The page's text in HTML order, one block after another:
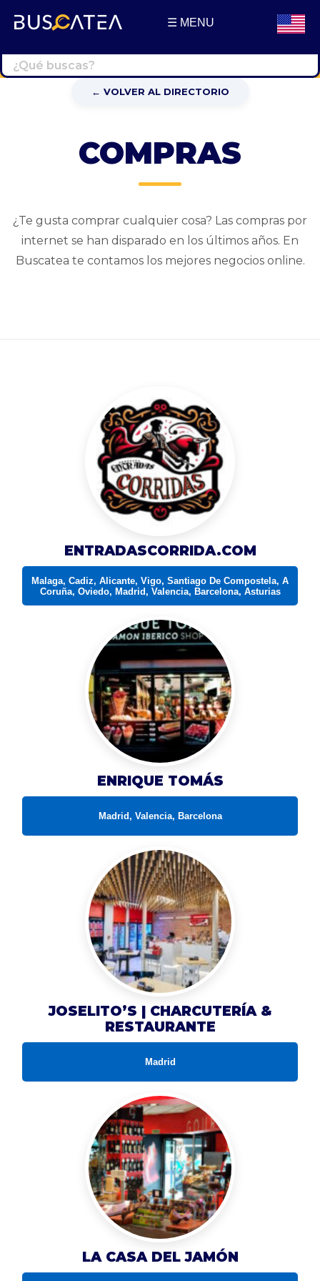
☰ MENU
← VOLVER AL DIRECTORIO
COMPRAS
¿Te gusta comprar cualquier cosa? Las compras por
internet se han disparado en los últimos años. En
Buscatea te contamos los mejores negocios online.
ENTRADASCORRIDA.COM
Malaga, Cadiz, Alicante, Vigo, Santiago De Compostela, A
Coruña, Oviedo, Madrid, Valencia, Barcelona, Asturias
ENRIQUE TOMÁS
Madrid, Valencia, Barcelona
JOSELITO’S | CHARCUTERÍA &
RESTAURANTE
Madrid
LA CASA DEL JAMÓN